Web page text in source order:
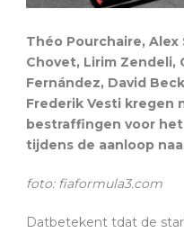
Théo Pourchaire, Alex
Chovet, Lirim Zendeli,
Fernández, David
Frederik Vesti kregen
bestraffingen voor
tijdens de aanloop
foto: fiaformula3.com
Datbetekent tdat de